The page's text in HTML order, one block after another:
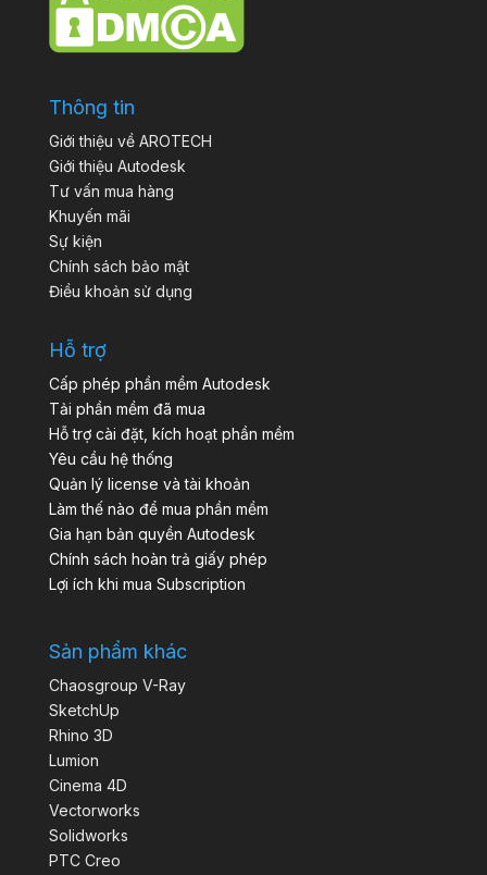
Thông tin
Giới thiệu về AROTECH
Giới thiệu Autodesk
Tư vấn mua hàng
Khuyến mãi
Sự kiện
Chính sách bảo mật
Điều khoản sử dụng
Hỗ trợ
Cấp phép phần mềm Autodesk
Tải phần mềm đã mua
Hỗ trợ cài đặt, kích hoạt phần mềm
Yêu cầu hệ thống
Quản lý license và tài khoản
Làm thế nào để mua phần mềm
Gia hạn bản quyền Autodesk
Chính sách hoàn trả giấy phép
Lợi ích khi mua Subscription
Sản phẩm khác
Chaosgroup V-Ray
SketchUp
Rhino 3D
Lumion
Cinema 4D
Vectorworks
Solidworks
PTC Creo